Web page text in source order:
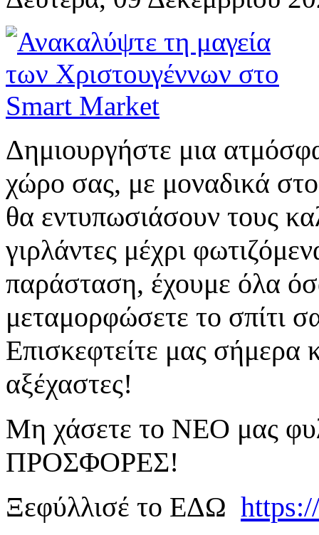
Δημιουργήστε μια
χώρο σας, με μοναδικά
θα εντυπωσιάσουν τους
γιρλάντες μέχρι
παράσταση, έχουμε όλα
μεταμορφώσετε το σπίτι
Επισκεφτείτε μας σήμερα
αξέχαστες!
Μη χάσετε το ΝΕΟ μας
ΠΡΟΣΦΟΡΕΣ!
Ξεφύλλισέ το ΕΔΩ